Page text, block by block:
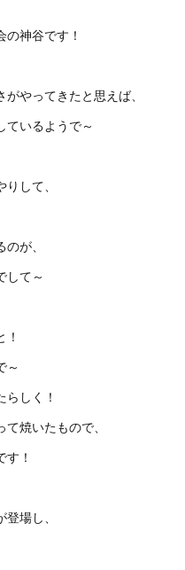
神谷です！
やってきたと思えば、
ているようで～
して、
が、
して～
！
～
らしく！
焼いたもので、
す！
場し、